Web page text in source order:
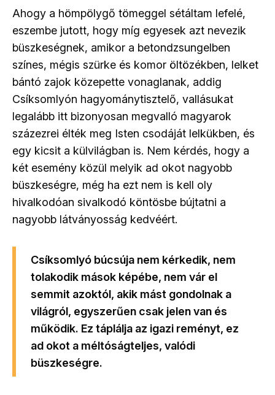
Ahogy a hömpölygő tömeggel sétáltam lefelé,
eszembe jutott, hogy míg egyesek azt nevezik
büszkeségnek, amikor a betondzsungelben
színes, mégis szürke és komor öltözékben, lelket
bántó zajok közepette vonaglanak, addig
Csíksomlyón hagyománytisztelő, vallásukat
legalább itt bizonyosan megvalló magyarok
százezrei élték meg Isten csodáját lelkükben, és
egy kicsit a külvilágban is. Nem kérdés, hogy a
két esemény közül melyik ad okot nagyobb
büszkeségre, még ha ezt nem is kell oly
hivalkodóan sivalkodó köntösbe bújtatni a
nagyobb látványosság kedvéért.
Csíksomlyó búcsúja nem kérkedik, nem
tolakodik mások képébe, nem vár el
semmit azoktól, akik mást gondolnak a
világról, egyszerűen csak jelen van és
működik. Ez táplálja az igazi reményt, ez
ad okot a méltóságteljes, valódi
büszkeségre.